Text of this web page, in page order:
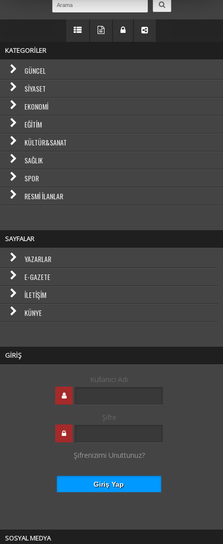
KATEGORİLER
GÜNCEL
SIYASET
EKONOMI
EĞITIM
KÜLTÜR&SANAT
SAĞLIK
SPOR
RESMI İLANLAR
SAYFALAR
YAZARLAR
E-GAZETE
İLETIŞIM
KÜNYE
GİRİŞ
Kullanıcı Adı
Şifre
Şifrenizimi Unuttunuz?
SOSYAL MEDYA